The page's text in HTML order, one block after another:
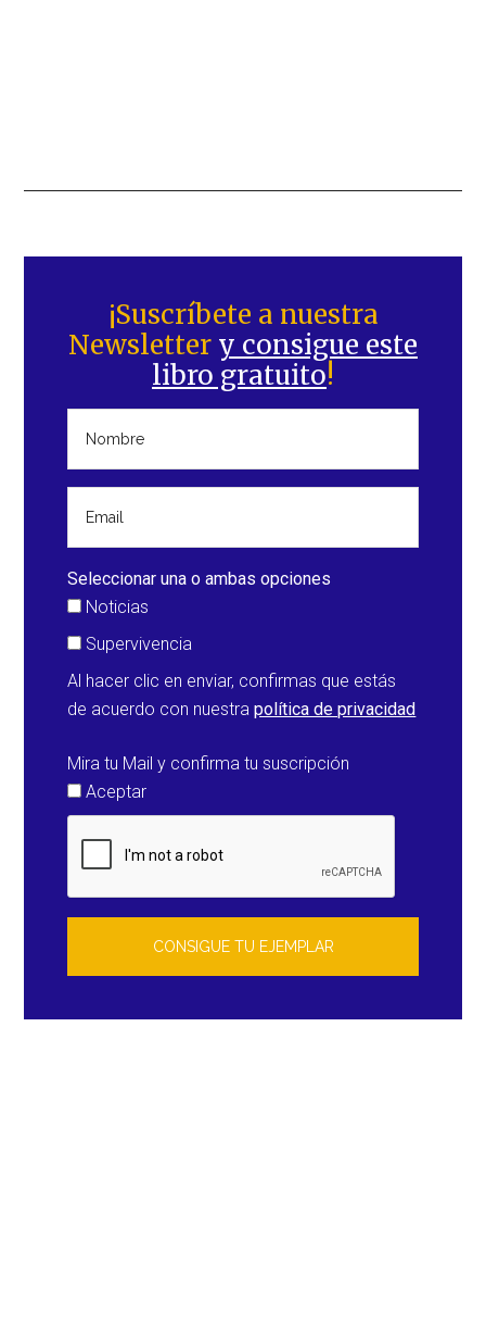
lateral
principal
¡Suscríbete a nuestra
Newsletter y consigue este
libro gratuito!
Seleccionar una o ambas opciones
Noticias
Supervivencia
Al hacer clic en enviar, confirmas que estás
de acuerdo con nuestrapolítica de privacidad
Mira tu Mail y confirma tu suscripción
Aceptar